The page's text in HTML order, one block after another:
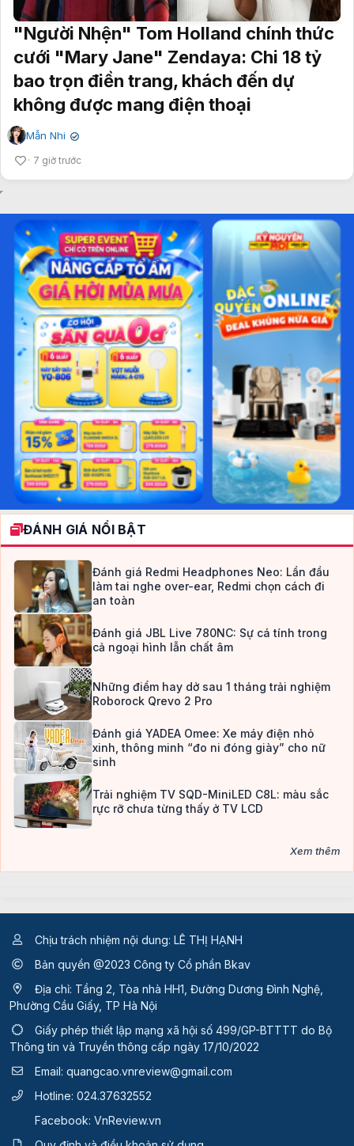
"Người Nhện" Tom Holland chính thức
cưới "Mary Jane" Zendaya: Chi 18 tỷ
bao trọn điền trang, khách đến dự
không được mang điện thoại
Mẫn Nhi ✔
7 giờ trước
ĐÁNH GIÁ NỔI BẬT
Đánh giá Redmi Headphones Neo: Lần đầu
làm tai nghe over-ear, Redmi chọn cách đi
an toàn
Đánh giá JBL Live 780NC: Sự cá tính trong
cả ngoại hình lẫn chất âm
Những điểm hay dở sau 1 tháng trải nghiệm
Roborock Qrevo 2 Pro
Đánh giá YADEA Omee: Xe máy điện nhỏ
xinh, thông minh “đo ni đóng giày” cho nữ
sinh
Trải nghiệm TV SQD-MiniLED C8L: màu sắc
rực rỡ chưa từng thấy ở TV LCD
Xem thêm
Chịu trách nhiệm nội dung: LÊ THỊ HẠNH
Bản quyền @2023 Công ty Cổ phần Bkav
Địa chỉ: Tầng 2, Tòa nhà HH1, Đường Dương Đình Nghệ,
Phường Cầu Giấy, TP Hà Nội
Giấy phép thiết lập mạng xã hội số 499/GP-BTTTT do Bộ
Thông tin và Truyền thông cấp ngày 17/10/2022
Email: quangcao.vnreview@gmail.com
Hotline: 024.37632552
Facebook: VnReview.vn